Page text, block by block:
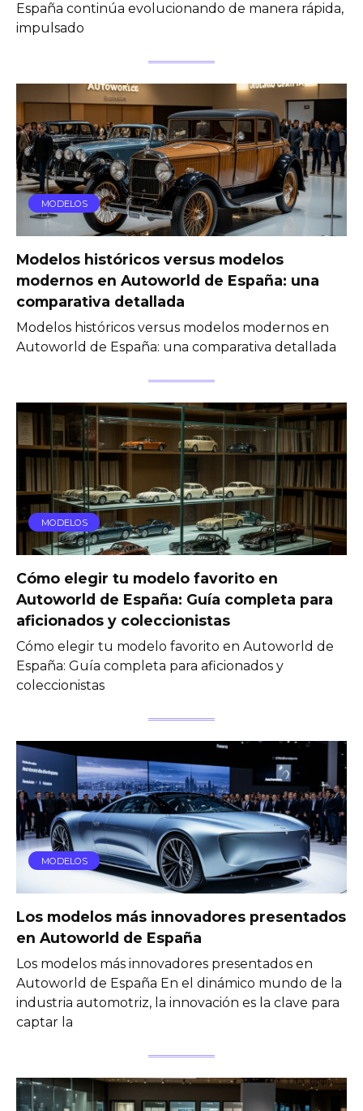
España continúa evolucionando de manera rápida,
impulsado
MODELOS
Modelos históricos versus modelos
modernos en Autoworld de España: una
comparativa detallada
Modelos históricos versus modelos modernos en
Autoworld de España: una comparativa detallada
MODELOS
Cómo elegir tu modelo favorito en
Autoworld de España: Guía completa para
aficionados y coleccionistas
Cómo elegir tu modelo favorito en Autoworld de
España: Guía completa para aficionados y
coleccionistas
MODELOS
Los modelos más innovadores presentados
en Autoworld de España
Los modelos más innovadores presentados en
Autoworld de España En el dinámico mundo de la
industria automotriz, la innovación es la clave para
captar la